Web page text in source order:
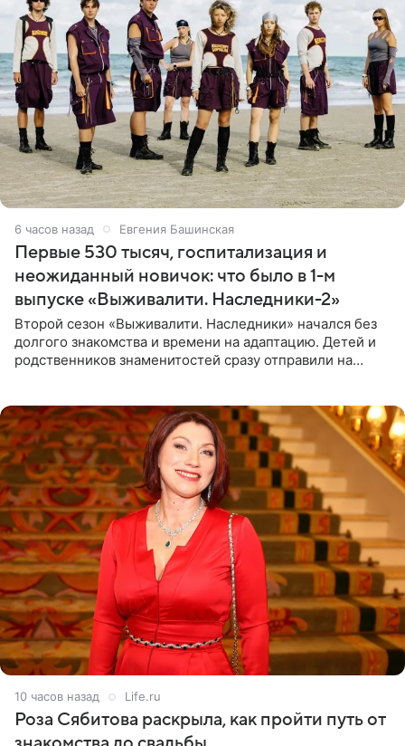
6 часов назад Евгения Башинская
Первые 530 тысяч, госпитализация и
неожиданный новичок: что было в 1-м
выпуске «Выживалити. Наследники-2»
Второй сезон «Выживалити. Наследники» начался без
долгого знакомства и времени на адаптацию. Детей и
родственников знаменитостей сразу отправили на
10 часов назад Life.ru
Роза Сябитова раскрыла, как пройти путь от